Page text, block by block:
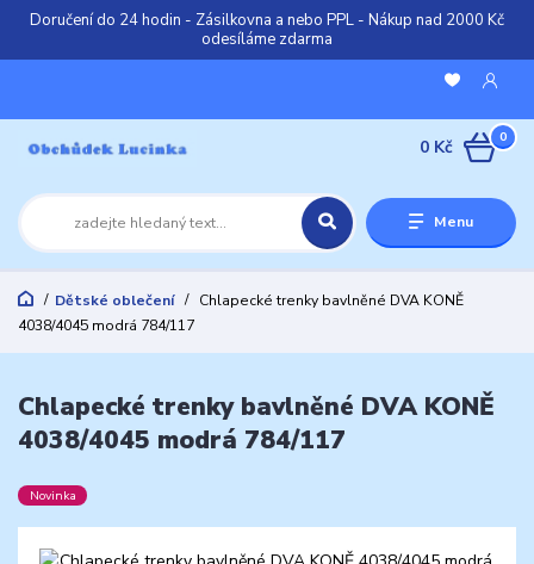
Doručení do 24 hodin - Zásilkovna a nebo PPL - Nákup nad 2000 Kč
odesíláme zdarma
Menu
0
0 Kč
Dětské oblečení
Chlapecké trenky bavlněné DVA KONĚ
4038/4045 modrá 784/117
Chlapecké trenky bavlněné DVA KONĚ
4038/4045 modrá 784/117
Novinka